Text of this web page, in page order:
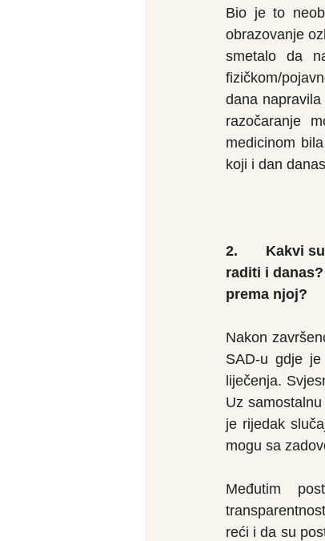
Bio je to
obrazovanje
smetalo da
fizičkom/
dana
razočaranje
medicinom
koji i dan
2.
raditi i
prema njoj?
Nakon
SAD-u gdje je
liječenja.
Uz
je rijedak
mogu sa
Međutim
reći i da su